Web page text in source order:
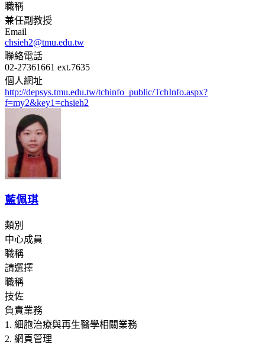
職稱
兼任副教授
Email
chsieh2@tmu.edu.tw
聯絡電話
02-27361661 ext.7635
個人網址
http://depsys.tmu.edu.tw/tchinfo_public/TchInfo.aspx?
f=my2&key1=chsieh2
藍佩琪
類別
中心成員
職稱
請選擇
職稱
技佐
負責業務
1. 細胞治療與再生醫學相關業務
2. 網頁管理